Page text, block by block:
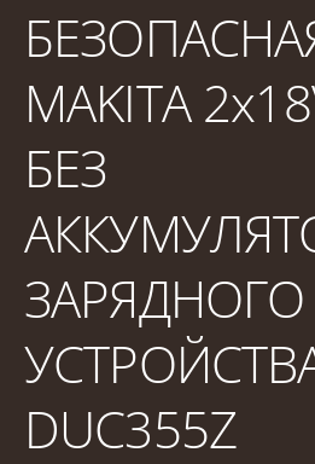
MAKITA
БЕЗ
ЗАРЯДНОГО
DUC355Z